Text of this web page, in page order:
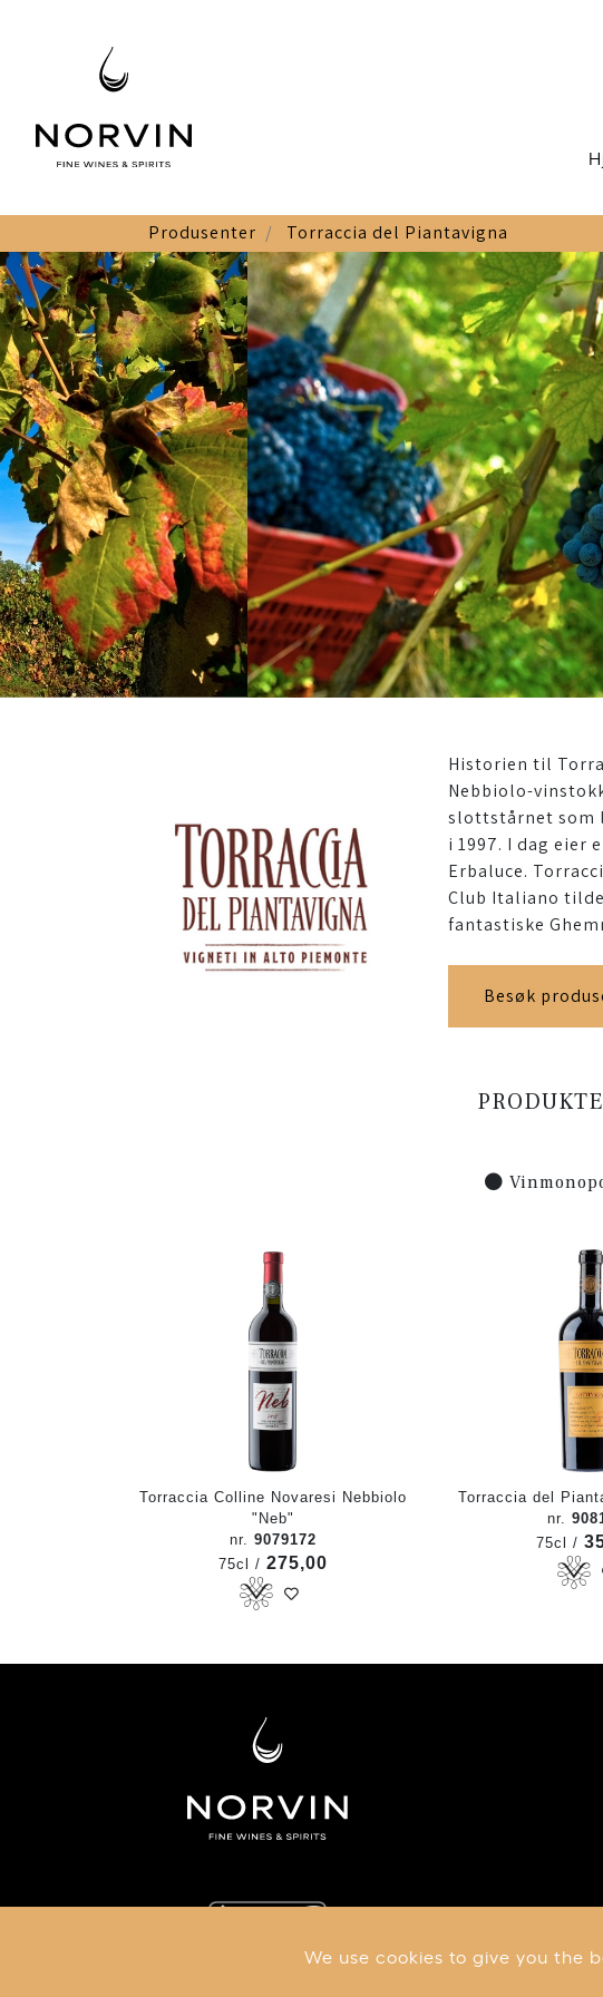
We use cookies to give you the
Produsenter Torraccia del Piantavigna
Historien til
Nebbiolo-
slottstårnet som
i 1997. I dag eier
Erbaluce.
Club Italiano
fantastiske
Besøk
Torraccia Colline Novaresi Nebbiolo
"Neb"
nr. 9079172
75cl / 275,00
Torraccia del
nr.
75cl /